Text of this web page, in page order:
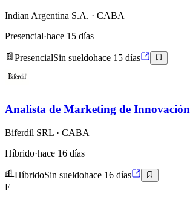
Indian Argentina S.A. · CABA
Presencial·hace 15 días
PresencialSin sueldohace 15 días
Analista de Marketing de Innovación
Biferdil SRL · CABA
Híbrido·hace 16 días
HíbridoSin sueldohace 16 días
E